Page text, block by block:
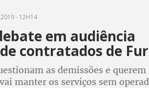
2019 - 12H14
em audiência
contratados de
as demissões e querem
manter os serviços sem